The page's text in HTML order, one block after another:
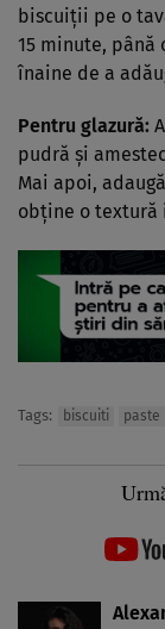
biscuiţii pe o
15 minute,
înaine de a
Pentru glazură:
pudră şi
Mai apoi,
obţine o textură
Tags: biscuiti paste